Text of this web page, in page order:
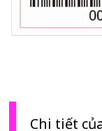
Chi tiết